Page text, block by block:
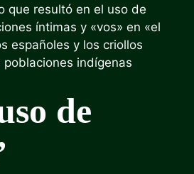
que resultó en el uso de
íntimas y «vos» en «el
españoles y los criollos
indígenas
de